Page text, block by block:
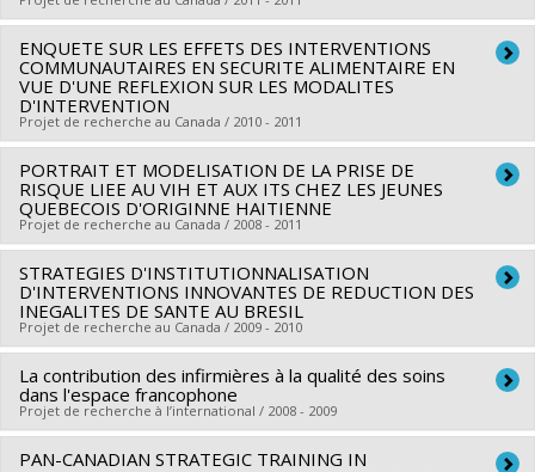
Canada
Programmes de subvention :
ENQUETE SUR LES EFFETS DES INTERVENTIONS
COMMUNAUTAIRES EN SECURITE ALIMENTAIRE EN
VUE D'UNE REFLEXION SUR LES MODALITES
D'INTERVENTION
Projet de recherche au Canada / 2010 - 2011
Chercheur principal : Louise Potvin
PORTRAIT ET MODELISATION DE LA PRISE DE
RISQUE LIEE AU VIH ET AUX ITS CHEZ LES JEUNES
QUEBECOIS D'ORIGINNE HAITIENNE
Projet de recherche au Canada / 2008 - 2011
Chercheur principal : Louise Potvin
STRATEGIES D'INSTITUTIONNALISATION
D'INTERVENTIONS INNOVANTES DE REDUCTION DES
INEGALITES DE SANTE AU BRESIL
Projet de recherche au Canada / 2009 - 2010
Chercheur principal : Louise Potvin
La contribution des infirmières à la qualité des soins
dans l'espace francophone
Projet de recherche à l’international / 2008 - 2009
Chercheur principal : Danielle D'Amour, Jean-Louis Denis
PAN-CANADIAN STRATEGIC TRAINING IN